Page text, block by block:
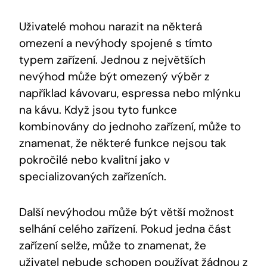
Uživatelé ⁢mohou‍ narazit ⁢na některá
omezení​ a nevýhody​ spojené s tímto
⁢typem zařízení. Jednou z největších
nevýhod může být omezený výběr z
například kávovaru, espressa nebo mlýnku
na kávu. ⁢Když jsou tyto funkce
kombinovány do‌ jednoho zařízení, může ⁤to
znamenat, že některé⁣ funkce nejsou tak
pokročilé nebo kvalitní jako v
⁢specializovaných⁤ zařízeních.
Další nevýhodou může být větší možnost
selhání celého zařízení. Pokud jedna část
zařízení selže,⁢ může to znamenat, ⁢že‍
uživatel ⁣nebude⁤ schopen ‍používat žádnou z